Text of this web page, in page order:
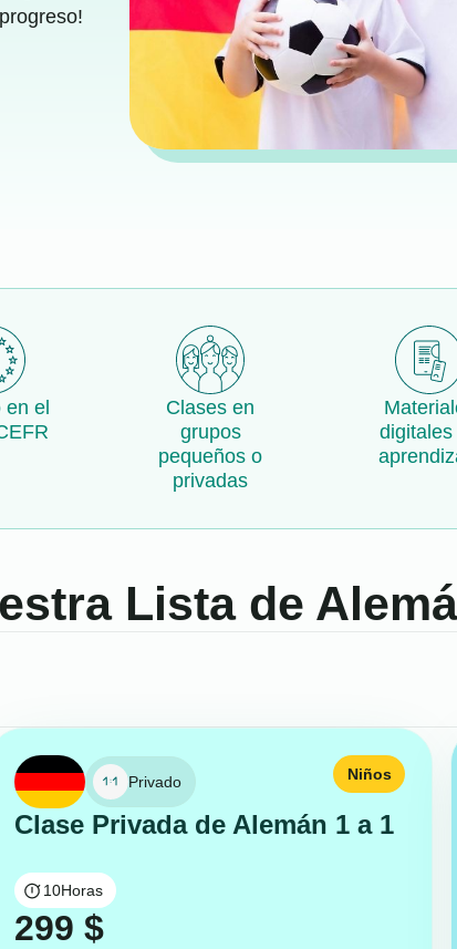
Lista de
el
Clases en
grupos
pequeños o
privadas
digitales
Privado
Clase Privada de Alemán 1 a 1
Niños
10Horas
299$